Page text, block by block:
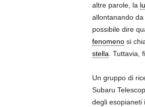
altre parole, la
allontanando
possibile dire
fenomenosi
stella .
Un gruppo di
Subaru
degli esopianeti